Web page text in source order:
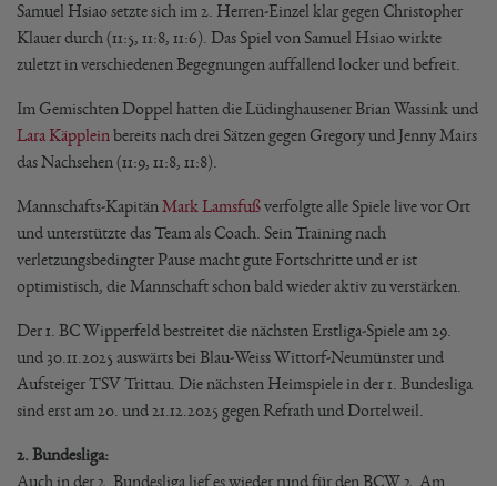
Samuel Hsiao setzte sich im 2. Herren-Einzel klar gegen Christopher
Klauer durch (11:5, 11:8, 11:6). Das Spiel von Samuel Hsiao wirkte
zuletzt in verschiedenen Begegnungen auffallend locker und befreit.
Im Gemischten Doppel hatten die Lüdinghausener Brian Wassink und
Lara Käpplein bereits nach drei Sätzen gegen Gregory und Jenny Mairs
das Nachsehen (11:9, 11:8, 11:8).
Mannschafts-Kapitän Mark Lamsfußverfolgte alle Spiele live vor Ort
und unterstützte das Team als Coach. Sein Training nach
verletzungsbedingter Pause macht gute Fortschritte und er ist
optimistisch, die Mannschaft schon bald wieder aktiv zu verstärken.
Der 1. BC Wipperfeld bestreitet die nächsten Erstliga-Spiele am 29.
und 30.11.2025 auswärts bei Blau-Weiss Wittorf-Neumünster und
Aufsteiger TSV Trittau. Die nächsten Heimspiele in der 1. Bundesliga
sind erst am 20. und 21.12.2025 gegen Refrath und Dortelweil.
2. Bundesliga:
Auch in der 2. Bundesliga lief es wieder rund für den BCW 2. Am